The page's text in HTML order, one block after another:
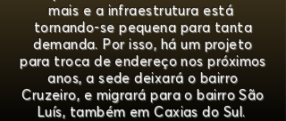
mais e a infraestrutura está
tornando-se pequena para tanta
demanda. Por isso, há um projeto
para troca de endereço nos próximos
anos, a sede deixará o bairro
Cruzeiro, e migrará para o bairro São
Luís, também em Caxias do Sul.